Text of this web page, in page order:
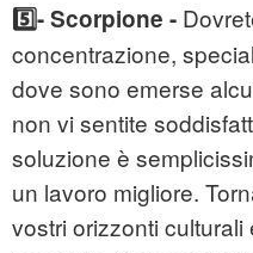
5️⃣- Scorpione -
concentrazione,
dove sono emerse
non vi sentite
soluzione è
un lavoro migliore.
vostri orizzonti